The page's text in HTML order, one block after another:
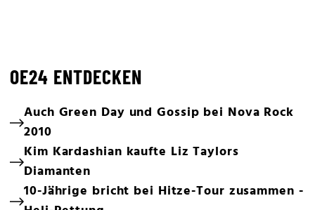
OE24 ENTDECKEN
Auch Green Day und Gossip bei Nova Rock
2010
Kim Kardashian kaufte Liz Taylors
Diamanten
10-Jährige bricht bei Hitze-Tour zusammen -